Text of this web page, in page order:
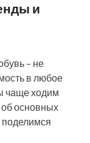
и
– не
в любое
чаще ходим
основных
поделимся